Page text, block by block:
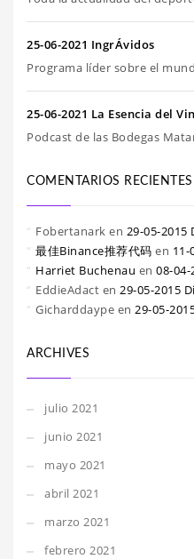
25-06-2021 IngrÁvidos
Programa líder sobre el
25-06-2021 La Esencia del
Podcast de las Bodegas
COMENTARIOS RECIENTES
Fobertanark en 29-05-2015
最佳Binance推荐代码 en 11-
Harriet Buchenau en 08-
EddieAdact en 29-05-2015
Gicharddaype en 29-05-
ARCHIVES
julio 2021
junio 2021
mayo 2021
abril 2021
marzo 2021
febrero 2021